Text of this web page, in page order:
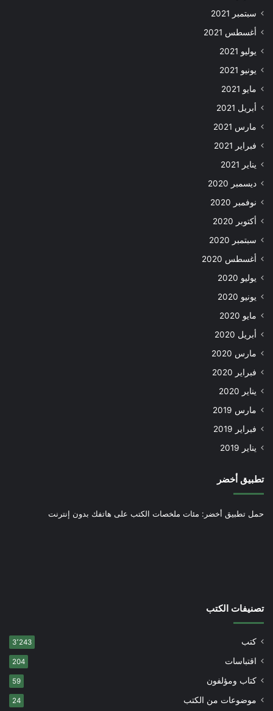
سبتمبر 2021
أغسطس 2021
يوليو 2021
يونيو 2021
مايو 2021
أبريل 2021
مارس 2021
فبراير 2021
يناير 2021
ديسمبر 2020
نوفمبر 2020
أكتوبر 2020
سبتمبر 2020
أغسطس 2020
يوليو 2020
يونيو 2020
مايو 2020
أبريل 2020
مارس 2020
فبراير 2020
يناير 2020
مارس 2019
فبراير 2019
يناير 2019
تطبيق أخضر
حمل تطبيق أخضر: مئات ملخصات الكتب على هاتفك بدون إنترنت
تصنيفات الكتب
كتب 3٬243
اقتباسات 204
كتاب ومؤلفون 59
موضوعات من الكتب 24